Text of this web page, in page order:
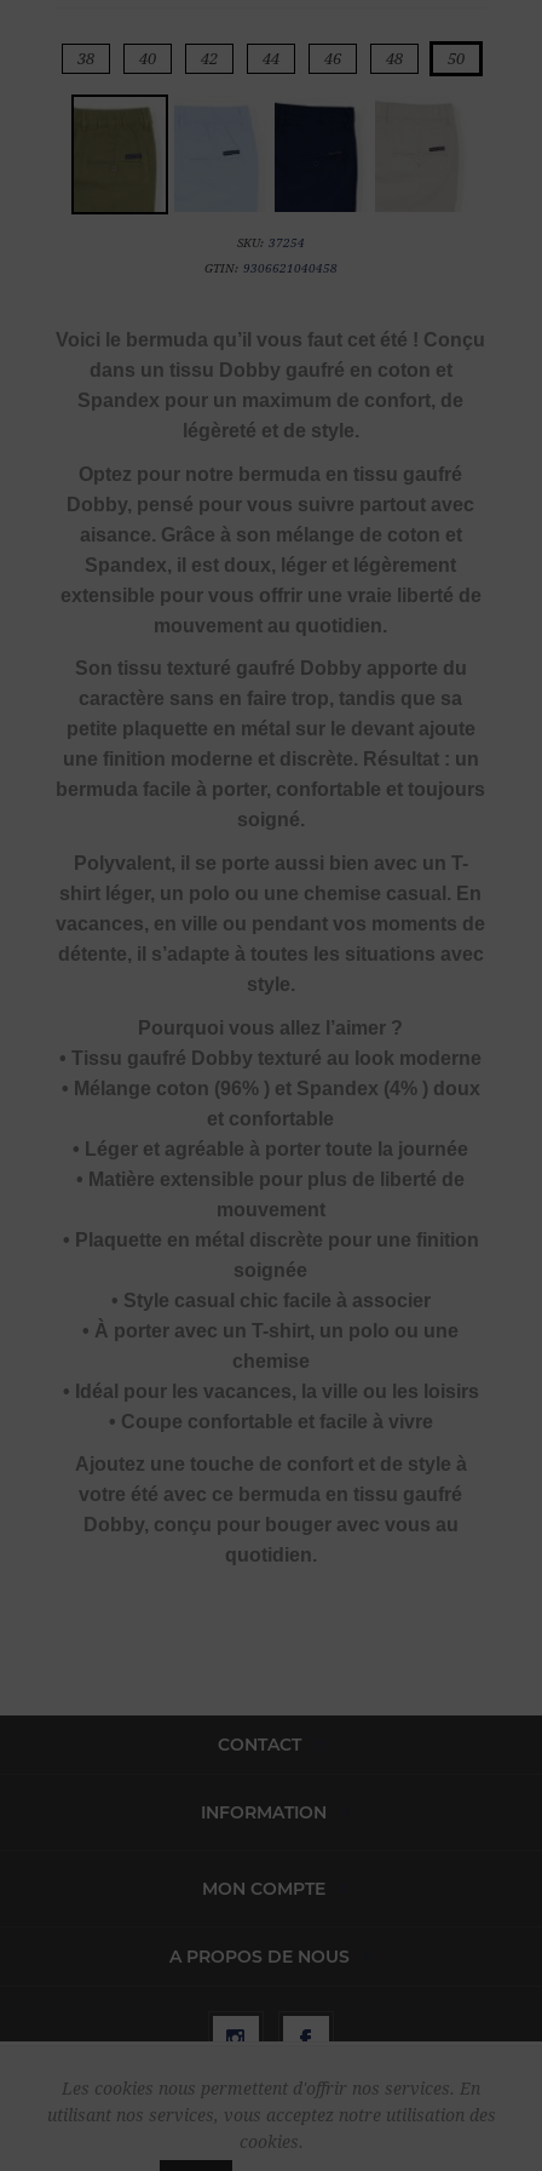
38 40 42 44 46 48 50
SKU: 37254
GTIN: 9306621040458
Voici le bermuda qu’il vous faut cet été ! Conçu
dans un tissu Dobby gaufré en coton et
Spandex pour un maximum de confort, de
légèreté et de style.
Optez pour notre bermuda en tissu gaufré
Dobby, pensé pour vous suivre partout avec
aisance. Grâce à son mélange de coton et
Spandex, il est doux, léger et légèrement
extensible pour vous offrir une vraie liberté de
mouvement au quotidien.
Son tissu texturé gaufré Dobby apporte du
caractère sans en faire trop, tandis que sa
petite plaquette en métal sur le devant ajoute
une finition moderne et discrète. Résultat : un
bermuda facile à porter, confortable et toujours
soigné.
Polyvalent, il se porte aussi bien avec un T-
shirt léger, un polo ou une chemise casual. En
vacances, en ville ou pendant vos moments de
détente, il s’adapte à toutes les situations avec
style.
Pourquoi vous allez l’aimer ?
• Tissu gaufré Dobby texturé au look moderne
• Mélange coton (96% ) et Spandex (4% ) doux
et confortable
• Léger et agréable à porter toute la journée
• Matière extensible pour plus de liberté de
mouvement
• Plaquette en métal discrète pour une finition
soignée
• Style casual chic facile à associer
• À porter avec un T-shirt, un polo ou une
chemise
• Idéal pour les vacances, la ville ou les loisirs
• Coupe confortable et facile à vivre
Ajoutez une touche de confort et de style à
votre été avec ce bermuda en tissu gaufré
Dobby, conçu pour bouger avec vous au
quotidien.
CONTACT
INFORMATION
MON COMPTE
A PROPOS DE NOUS
Copyright © 2026 Harper & Flint. Tous droits réservés.
Les cookies nous permettent d'offrir nos services. En
utilisant nos services, vous acceptez notre utilisation des
cookies.